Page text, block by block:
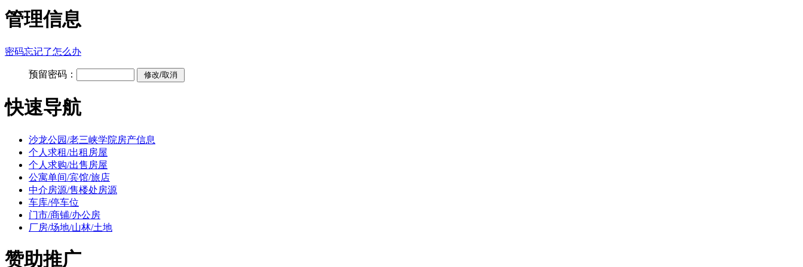
管理信息
密码忘记了怎么办
预留密码：
快速导航
沙龙公园/老三峡学院房产信息
个人求租/出租房屋
个人求购/出售房屋
公寓单间/宾馆/旅店
中介房源/售楼处房源
车库/停车位
门市/商铺/办公房
厂房/场地/山林/土地
赞助推广